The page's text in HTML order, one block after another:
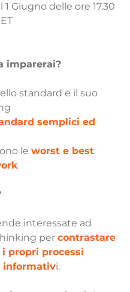
Giugno delle ore 17.30
imparerai?
standard e il suo
semplici ed
le worst e best
interessate ad
per contrastare
propri processi
informativi.